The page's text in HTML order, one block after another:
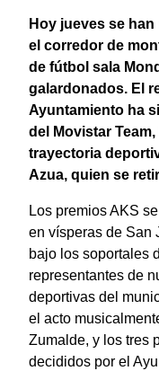
Hoy jueves se
el corredor de
de fútbol sala
galardonados. El
Ayuntamiento ha
del Movistar
trayectoria
Azua, quien se
Los premios AKS
en vísperas de San
bajo los soportales
representantes de
deportivas del
el acto
Zumalde, y los tres
decididos por el